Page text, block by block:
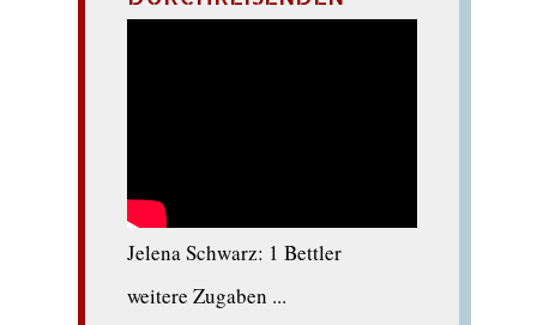
Jelena Schwarz: 1 Bettler
weitere Zugaben ...